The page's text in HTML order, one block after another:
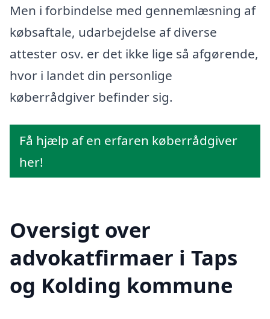
Men i forbindelse med gennemlæsning af
købsaftale, udarbejdelse af diverse
attester osv. er det ikke lige så afgørende,
hvor i landet din personlige
køberrådgiver befinder sig.
Få hjælp af en erfaren køberrådgiver
her!
Oversigt over
advokatfirmaer i Taps
og Kolding kommune